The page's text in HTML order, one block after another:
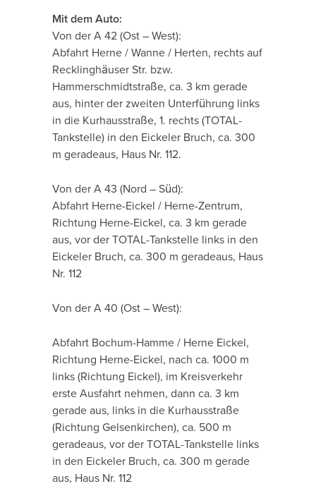
Mit dem Auto:
Von der A 42 (Ost – West):
Abfahrt Herne / Wanne / Herten, rechts auf
Recklinghäuser Str. bzw.
Hammerschmidtstraße, ca. 3 km gerade
aus, hinter der zweiten Unterführung links
in die Kurhausstraße, 1. rechts (TOTAL-
Tankstelle) in den Eickeler Bruch, ca. 300
m geradeaus, Haus Nr. 112.
Von der A 43 (Nord – Süd):
Abfahrt Herne-Eickel / Herne-Zentrum,
Richtung Herne-Eickel, ca. 3 km gerade
aus, vor der TOTAL-Tankstelle links in den
Eickeler Bruch, ca. 300 m geradeaus, Haus
Nr. 112
Von der A 40 (Ost – West):
Abfahrt Bochum-Hamme / Herne Eickel,
Richtung Herne-Eickel, nach ca. 1000 m
links (Richtung Eickel), im Kreisverkehr
erste Ausfahrt nehmen, dann ca. 3 km
gerade aus, links in die Kurhausstraße
(Richtung Gelsenkirchen), ca. 500 m
geradeaus, vor der TOTAL-Tankstelle links
in den Eickeler Bruch, ca. 300 m gerade
aus, Haus Nr. 112